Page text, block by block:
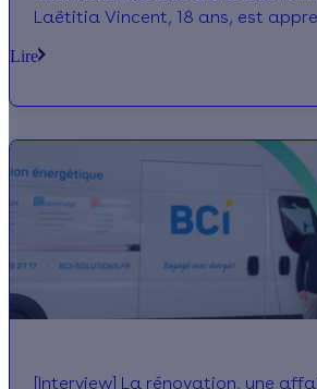
Laëtitia Vincent, 18 ans, est
fait le choix du secteur du BTP et
Lire
[Interview] La rénovation, une